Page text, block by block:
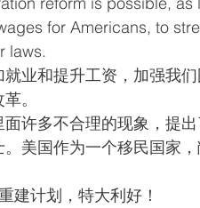
for Americans, to
laws.
业和提升工资，加强我
。
许多不合理的现象，提
美国作为一个移民国家
建计划，特大利好！